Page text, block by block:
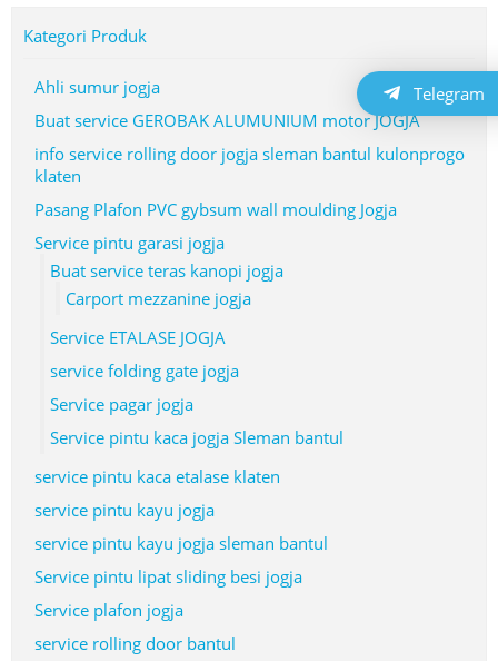
Kategori Produk
Ahli sumur jogja
Buat service GEROBAK ALUMUNIUM motor JOGJA
info service rolling door jogja sleman bantul kulonprogo
klaten
Pasang Plafon PVC gybsum wall moulding Jogja
Service pintu garasi jogja
Buat service teras kanopi jogja
Carport mezzanine jogja
Service ETALASE JOGJA
service folding gate jogja
Service pagar jogja
Service pintu kaca jogja Sleman bantul
service pintu kaca etalase klaten
service pintu kayu jogja
service pintu kayu jogja sleman bantul
Service pintu lipat sliding besi jogja
Service plafon jogja
service rolling door bantul
Telegram